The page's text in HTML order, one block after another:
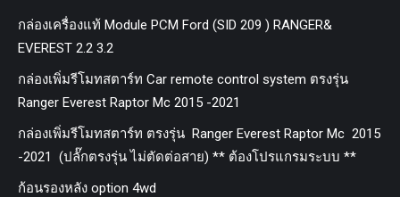
กล่องเครื่องแท้ Module PCM Ford (SID 209 ) RANGER&
EVEREST 2.2 3.2
กล่องเพิ่มรีโมทสตาร์ท Car remote control system ตรงรุ่น
Ranger Everest Raptor Mc 2015 -2021
กล่องเพิ่มรีโมทสตาร์ท ตรงรุ่น Ranger Everest Raptor Mc 2015
-2021 (ปลั๊กตรงรุ่น ไม่ตัดต่อสาย) ** ต้องโปรแกรมระบบ **
ก้อนรองหลัง option 4wd